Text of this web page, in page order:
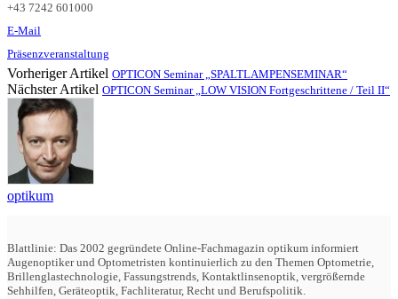
+43 7242 601000
E-Mail
Präsenzveranstaltung
Vorheriger Artikel OPTICON Seminar „SPALTLAMPENSEMINAR“
Nächster Artikel OPTICON Seminar „LOW VISION Fortgeschrittene / Teil II“
optikum
Blattlinie: Das 2002 gegründete Online-Fachmagazin optikum informiert
Augenoptiker und Optometristen kontinuierlich zu den Themen Optometrie,
Brillenglastechnologie, Fassungstrends, Kontaktlinsenoptik, vergrößernde
Sehhilfen, Geräteoptik, Fachliteratur, Recht und Berufspolitik.